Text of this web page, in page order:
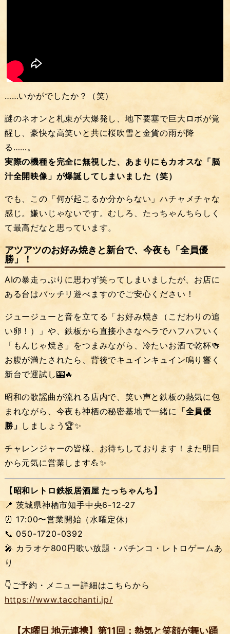
……いかがでしたか？（笑）
謎のネオンと札束が大爆発し、地下要塞で巨大ロボが覚
醒し、豪快な高笑いと共に桜吹雪と金貨の雨が降
る……。
実際の機種を完全に無視した、あまりにもカオスな「脳
汁全開映像」が爆誕してしまいました（笑）
でも、この「何が起こるか分からない」ハチャメチャな
感じ。嫌いじゃないです。むしろ、たっちゃんちらしく
て最高だなと思っています。
アツアツのお好み焼きと新台で、今夜も「全員優
勝」！
AIの暴走っぷりに思わず笑ってしまいましたが、お店に
ある台はバッチリ遊べますのでご安心ください！
ジュージューと音を立てる「お好み焼き（こだわりの追
い卵！）」や、鉄板から直接小さなヘラでハフハフいく
「もんじゃ焼き」をつまみながら、冷たいお酒で乾杯🍻
お腹が満たされたら、背後でキュインキュイン鳴り響く
新台で運試し🎰🔥
昭和の歌謡曲が流れる店内で、笑い声と鉄板の熱気に包
まれながら、今夜も神栖の秘密基地で一緒に 「全員優
勝」 しましょう🏆✨
チャレンジャーの皆様、お待ちしております！また明日
から元気に営業します💪✨
【昭和レトロ鉄板居酒屋 たっちゃんち】
📍 茨城県神栖市知手中央6-12-27
⏰ 17:00〜営業開始（水曜定休）
📞 050-1720-0392
🎤 カラオケ800円歌い放題・パチンコ・レトロゲームあ
り
👇ご予約・メニュー詳細はこちらから
https://www.tacchanti.jp/
【木曜日 地元連携】第11回：熱気と笑顔が舞い踊